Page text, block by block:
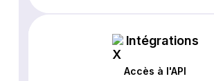
Intégrations
Accès à l'API